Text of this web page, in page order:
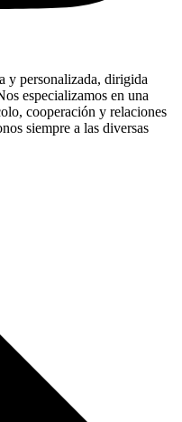
y personalizada, dirigida
especializamos en una
cooperación y relaciones
siempre a las diversas